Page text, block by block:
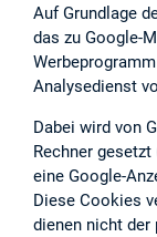
Auf Grundlage
das zu Google-
Analysedienst
Dabei wird von
Rechner
eine Google-
Diese Cookies
dienen nicht der